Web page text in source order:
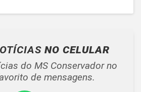
NO CELULAR
do MS Conservador no
de mensagens.